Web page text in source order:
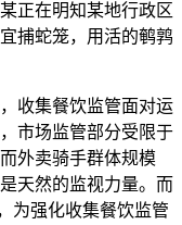
正在明知某地行政区
捕蛇笼，用活的鹌鹑
收集餐饮监管面对运
市场监管部分受限于
外卖骑手群体规模
天然的监视力量。而
为强化收集餐饮监管